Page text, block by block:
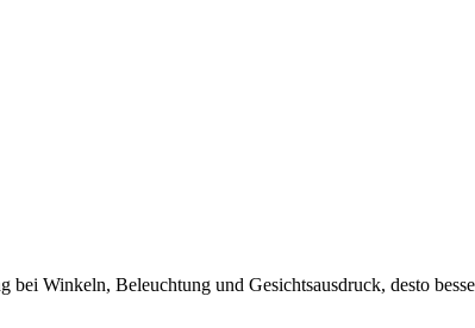
bei Winkeln, Beleuchtung und Gesichtsausdruck, desto